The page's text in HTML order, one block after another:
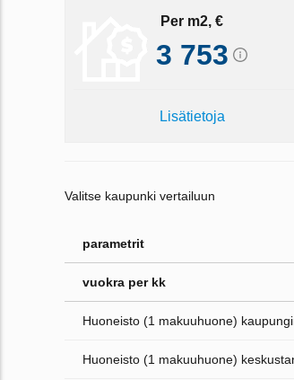
Per m2, €
3 753
Lisätietoja
Valitse kaupunki vertailuun
parametrit
vuokra per kk
Huoneisto (1 makuuhuone)
Huoneisto (1 makuuhuone)